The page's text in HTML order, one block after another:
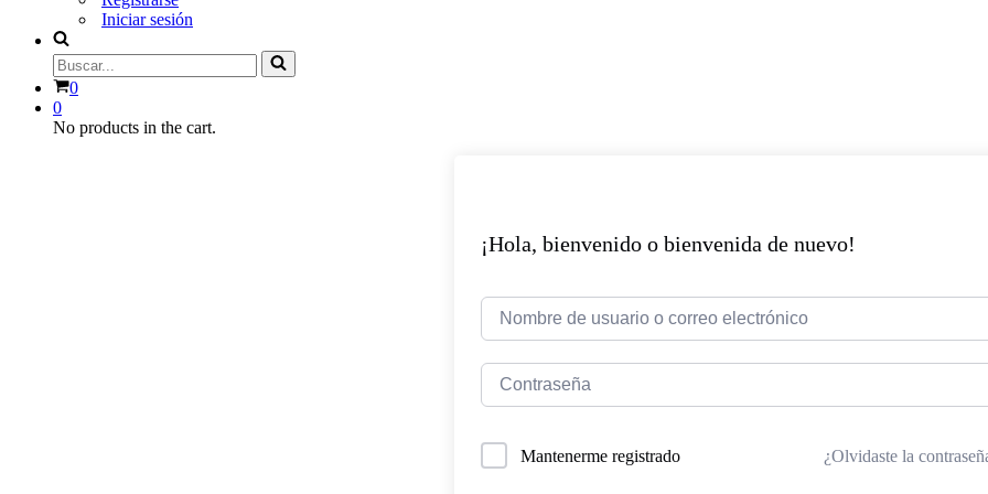
Iniciar sesión
Buscar...
Carrito
0
0
No products in the cart.
¡Hola, bienvenido o bienvenida de nuevo!
Mantenerme registrado ¿Olvidaste la